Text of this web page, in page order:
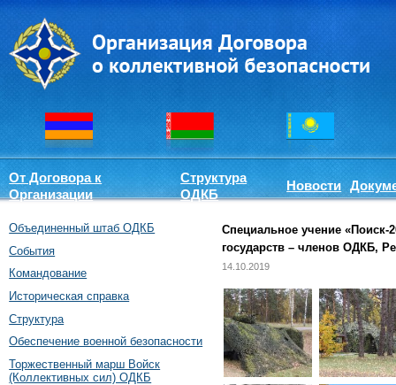
От Договора к
Организации
Структура
ОДКБ
Новости
Объединенный штаб ОДКБ
События
Командование
Историческая справка
Структура
Обеспечение военной безопасности
Торжественный марш Войск
(Коллективных сил) ОДКБ
Специальное учение «Поиск-
государств – членов ОДКБ,
14.10.2019